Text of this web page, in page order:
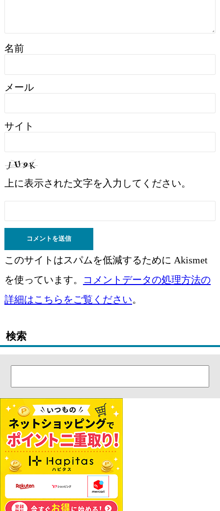
名前
メール
サイト
上に表示された文字を入力してください。
このサイトはスパムを低減するために Akismet
を使っています。
コメントデータの処理方法の
詳細はこちらをご覧ください。
検索